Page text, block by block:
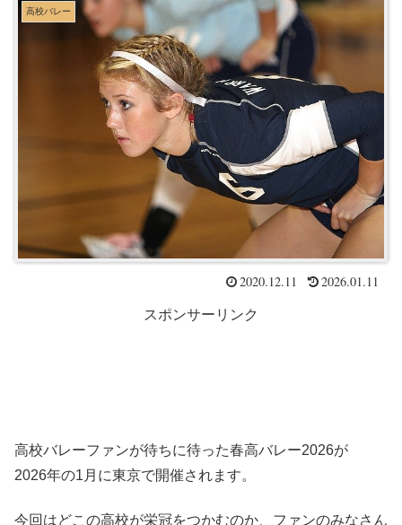
高校バレー
2020.12.11 2026.01.11
スポンサーリンク
高校バレーファンが待ちに待った春高バレー2026が
2026年の1月に東京で開催されます。
今回はどこの高校が栄冠をつかむのか、ファンのみなさん